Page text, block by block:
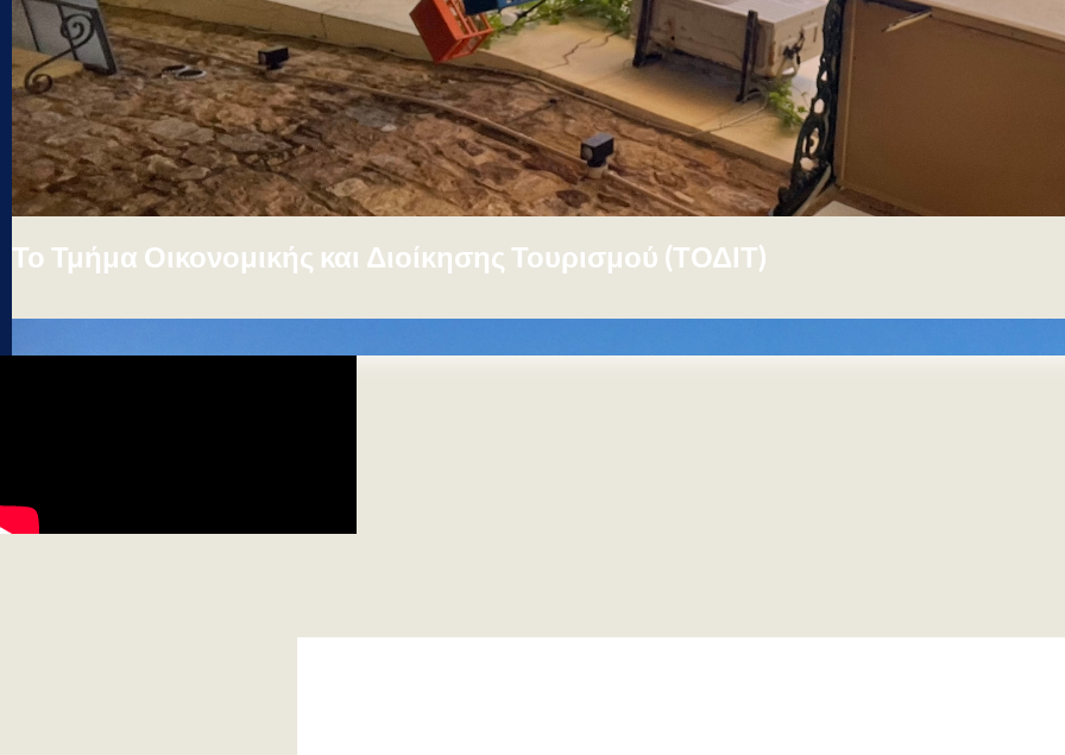
Το Τμήμα Οικονομικής και Διοίκησης Τουρισμού (ΤΟΔΙΤ)